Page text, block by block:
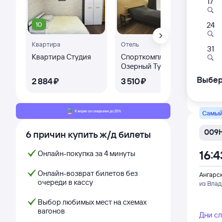
10
Квартира
Квартира Студия
2 ⁠884 ⁠₽
Отель
Спорткомплекс
Озерный Тулун на
3 ⁠510 ⁠₽ 2
6 причин купить ж/д билеты
Онлайн-покупка за 4 минуты
Онлайн-возврат билетов без
очереди в кассу
Выбор любимых мест на схемах
вагонов
001Э
из
из
Дни
24
31